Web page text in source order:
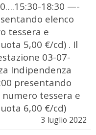
18:30 —-
elenco
tessera e
5,00 €/cd) . Il
03-07-
Indipendenza
presentando
tessera e
6,00 €/cd)
3 luglio 2022